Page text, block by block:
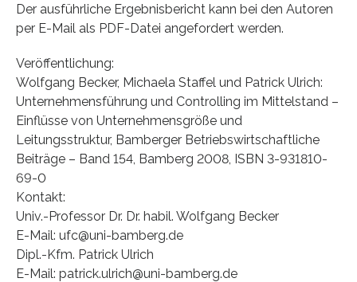
Der ausführliche Ergebnisbericht kann bei den Autoren
per E-Mail als PDF-Datei angefordert werden.
Veröffentlichung:
Wolfgang Becker, Michaela Staffel und Patrick Ulrich:
Unternehmensführung und Controlling im Mittelstand –
Einflüsse von Unternehmensgröße und
Leitungsstruktur, Bamberger Betriebswirtschaftliche
Beiträge – Band 154, Bamberg 2008, ISBN 3-931810-
69-0
Kontakt:
Univ.-Professor Dr. Dr. habil. Wolfgang Becker
E-Mail: ufc@uni-bamberg.de
Dipl.-Kfm. Patrick Ulrich
E-Mail: patrick.ulrich@uni-bamberg.de